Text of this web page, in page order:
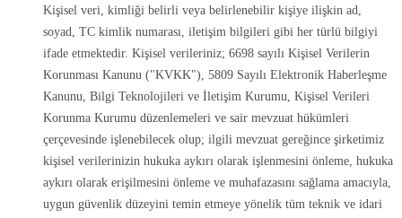
Kişisel veri, kimliği belirli veya belirlenebilir kişiye ilişkin ad,
soyad, TC kimlik numarası, iletişim bilgileri gibi her türlü bilgiyi
ifade etmektedir. Kişisel verileriniz; 6698 sayılı Kişisel Verilerin
Korunması Kanunu ("KVKK"), 5809 Sayılı Elektronik Haberleşme
Kanunu, Bilgi Teknolojileri ve İletişim Kurumu, Kişisel Verileri
Korunma Kurumu düzenlemeleri ve sair mevzuat hükümleri
çerçevesinde işlenebilecek olup; ilgili mevzuat gereğince şirketimiz
kişisel verilerinizin hukuka aykırı olarak işlenmesini önleme, hukuka
aykırı olarak erişilmesini önleme ve muhafazasını sağlama amacıyla,
uygun güvenlik düzeyini temin etmeye yönelik tüm teknik ve idari